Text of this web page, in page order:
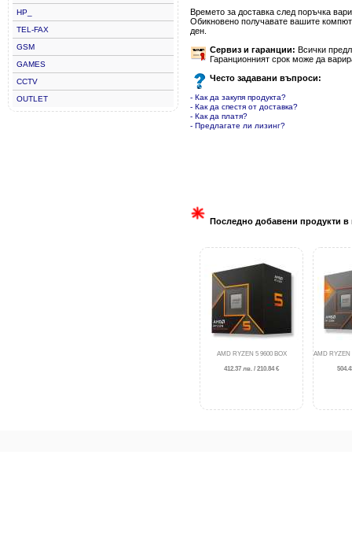
HP_
TEL-FAX
GSM
GAMES
CCTV
OUTLET
Времето за доставка след поръчка
Обикновено получавате вашите
ден.
Сервиз и гаранции: Всички
Гаранционният срок може да
Често задавани въпроси:
- Как да закупя продукта?
- Как да спестя от доставка?
- Как да платя?
- Предлагате ли лизинг?
Последно добавени продукти в
AMD RYZEN 5 9600 BOX
412.37 лв. / 210.84 €
AMD RYZEN